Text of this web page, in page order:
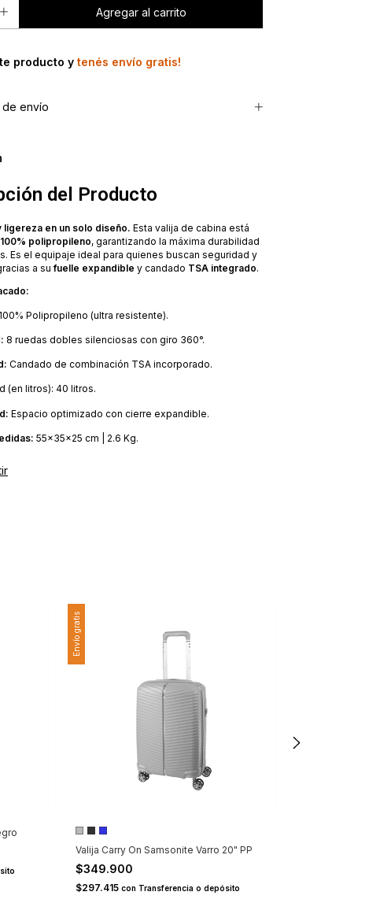
producto y tenés envío gratis!
envío
del Producto
ligereza en un solo diseño. Esta valija de cabina está
100% polipropileno, garantizando la máxima durabilidad
Es el equipaje ideal para quienes buscan seguridad y
a sufuelle expandible y candado TSA integrado.
100% Polipropileno (ultra resistente).
8 ruedas dobles silenciosas con giro 360°.
Candado de combinación TSA incorporado.
(en litros): 40 litros.
Espacio optimizado con cierre expandible.
55x35x25 cm | 2.6 Kg.
Envío gratis
Valija Carry On Samsonite Varro 20" PP
$349.900
$297.415 con Transferencia o depósito